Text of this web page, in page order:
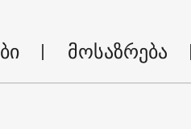
მოსაზრება